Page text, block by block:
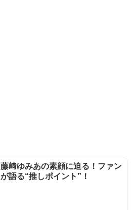
藤﨑ゆみあの素顔に迫る！ファン
が語る“推しポイント”！